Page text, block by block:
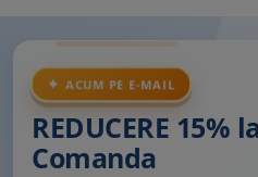
ACUM PE E-MAIL
REDUCERE 15%
Comanda